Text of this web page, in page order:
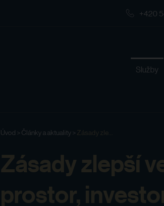
+420
Služby
Úvod > Články a aktuality > Zásady zle...
Zásady zlepší
prostor,